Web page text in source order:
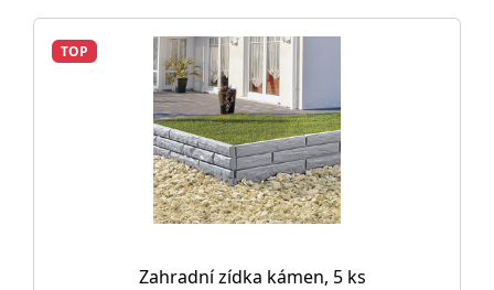
TOP
Zahradní zídka kámen, 5 ks